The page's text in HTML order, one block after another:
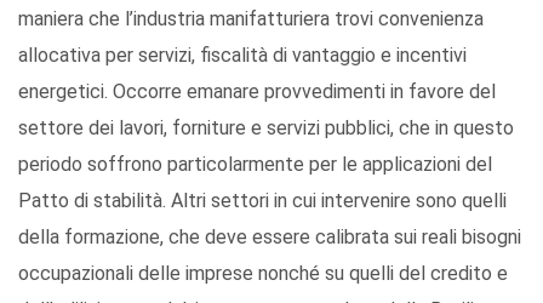
maniera che l’industria manifatturiera trovi convenienza
allocativa per servizi, fiscalità di vantaggio e incentivi
energetici. Occorre emanare provvedimenti in favore del
settore dei lavori, forniture e servizi pubblici, che in questo
periodo soffrono particolarmente per le applicazioni del
Patto di stabilità. Altri settori in cui intervenire sono quelli
della formazione, che deve essere calibrata sui reali bisogni
occupazionali delle imprese nonché su quelli del credito e